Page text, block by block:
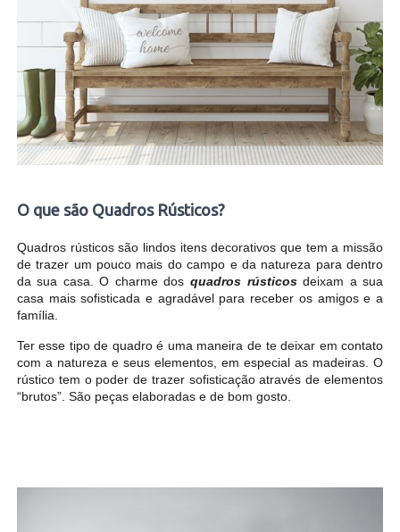
O que são Quadros Rústicos?
Quadros rústicos são lindos itens decorativos que tem a missão
de trazer um pouco mais do campo e da natureza para dentro
da sua casa. O charme dos quadros rústicosdeixam a sua
casa mais sofisticada e agradável para receber os amigos e a
família.
Ter esse tipo de quadro é uma maneira de te deixar em contato
com a natureza e seus elementos, em especial as madeiras. O
rústico tem o poder de trazer sofisticação através de elementos
“brutos”. São peças elaboradas e de bom gosto.